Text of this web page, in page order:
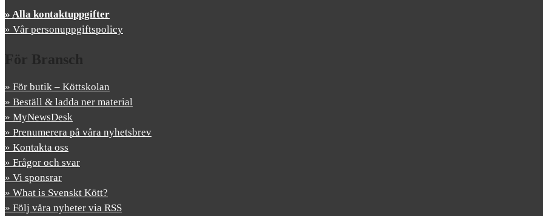
» Alla kontaktuppgifter
» Vår personuppgiftspolicy
För Bransch
» För butik – Köttskolan
» Beställ & ladda ner material
» MyNewsDesk
» Prenumerera på våra nyhetsbrev
» Kontakta oss
» Frågor och svar
» Vi sponsrar
» What is Svenskt Kött?
» Följ våra nyheter via RSS